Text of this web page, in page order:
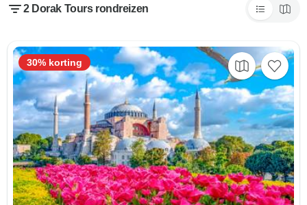
2 Dorak Tours rondreizen
30% korting